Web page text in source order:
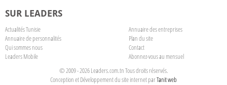
SUR LEADERS
Actualités Tunisie
Annuaire des entreprises
Annuaire de personnalités
Plan du site
Qui sommes nous
Contact
Leaders Mobile
Abonnez-vous au mensuel
© 2009 - 2026 Leaders.com.tn Tous droits réservés.
Conception et Développement du site internet parTanit web